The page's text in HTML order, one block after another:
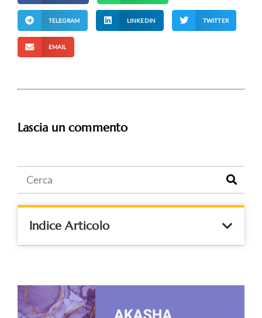
TELEGRAM LINKEDIN TWITTER
EMAIL
Lascia un commento
Indice Articolo